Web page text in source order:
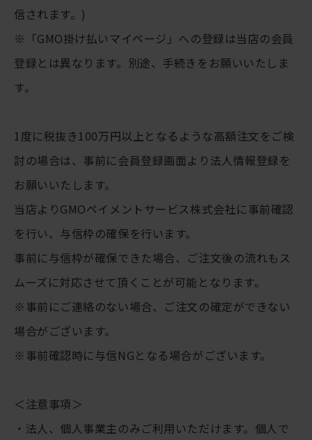
信されます。)
※「GMO掛け払いマイページ」への登録は当店の会員
登録とは異なります。別途、手続きをお願いいたしま
す。
1度に税抜き100万円以上となるような高額注文をご検
討の場合は、事前に会員登録画面より法人情報登録を
お願いいたします。
当店よりGMOペイメントサービス株式会社に事前確認
を行い、与信枠の確保を行います。
事前に与信枠が確保できた場合、ご注文後の流れもス
ムーズに対応させて頂くことが可能となります。
※事前にご連絡のない場合、ご注文の確定ができない
場合がございます。
※事前確認時に与信NGとなる場合がございます。
＜注意事項＞
・法人、個人事業主のみご利用いただけます。個人で